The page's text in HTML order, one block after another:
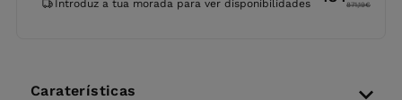
Introduz a tua morada para ver disponibilidades
871,19€
Caraterísticas